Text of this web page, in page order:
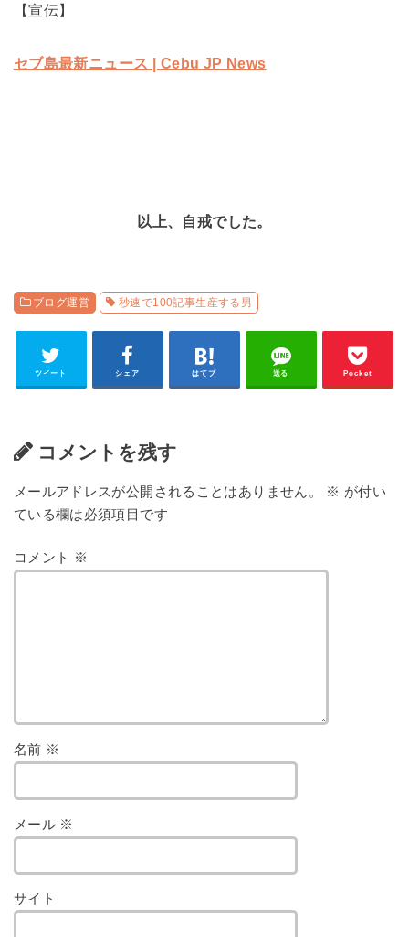
【宣伝】
セブ島最新ニュース | Cebu JP News
以上、自戒でした。
ブログ運営 秒速で100記事生産する男
ツイート シェア はてブ 送る Pocket
コメントを残す
メールアドレスが公開されることはありません。 ※ が付い
ている欄は必須項目です
コメント ※
名前 ※
メール ※
サイト